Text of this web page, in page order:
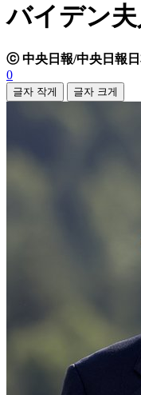
バイデン夫
ⓒ 中央日報/中央日報
0
글자 작게 글자 크게